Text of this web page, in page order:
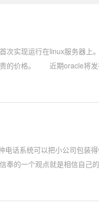
实现运行在linux服务器上
贵的价格。 近期oracle将
话系统可以把小公司包装
奉的一个观点就是相信自